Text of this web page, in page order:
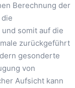
Berechnung der
somit auf die
zurückgeführt
gesonderte
von
Aufsicht kann